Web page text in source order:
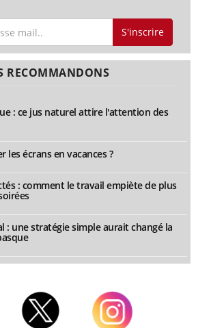
S'inscrire
RECOMMANDONS
: ce jus naturel attire l'attention des
les écrans en vacances ?
: comment le travail empiète de plus
: une stratégie simple aurait changé la